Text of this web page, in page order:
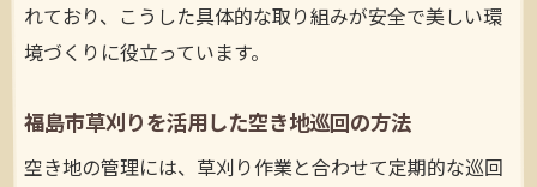
福島市草刈り対応が原状回復で選ばれる理
由
法
福島市草刈り事例に学ぶ原状回復のコツ
れており、こうした具体的な取り組みが安全で美しい環
境づくりに役立っています。
福島市草刈りを活用した空き地巡回の方法
空き地の管理には、草刈り作業と合わせて定期的な巡回